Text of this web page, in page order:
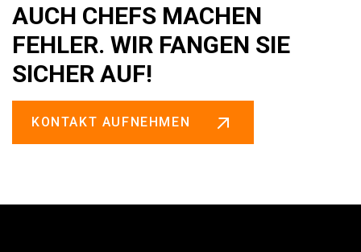
AUCH CHEFS MACHEN
FEHLER. WIR FANGEN SIE
SICHER AUF!
KONTAKT AUFNEHMEN